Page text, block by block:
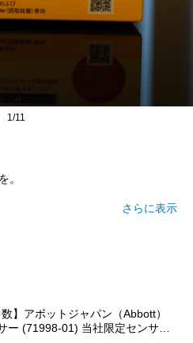
1/11
。
事や生活習慣に対する身体の反応
ブレ2」が必要です。
め、本体はご自身でご購入をお願
さらに表示
】アボットジャパン（Abbott）
ー (71998-01) 当社限定センサー